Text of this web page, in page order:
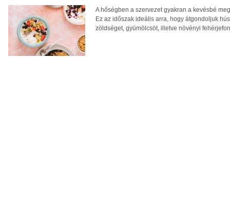
A hőségben a szervezet gyakran a kevésbé
Ez az időszak ideális arra, hogy átgondoljuk
zöldséget, gyümölcsöt, illetve növényi